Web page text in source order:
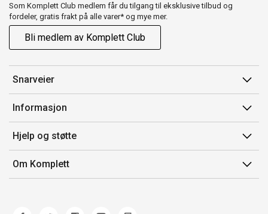
Som Komplett Club medlem får du tilgang til eksklusive tilbud og
fordeler, gratis frakt på alle varer* og mye mer.
Bli medlem av Komplett Club
Snarveier
Min side
Ordreoversikt
Flex
Komplett Club
Informasjon
Salgsbetingelser
Medlemsvilkår for Komplett Club
Merker/produsent
Hjelp og støtte
Kontakt oss
Kundeservice
Om Komplett